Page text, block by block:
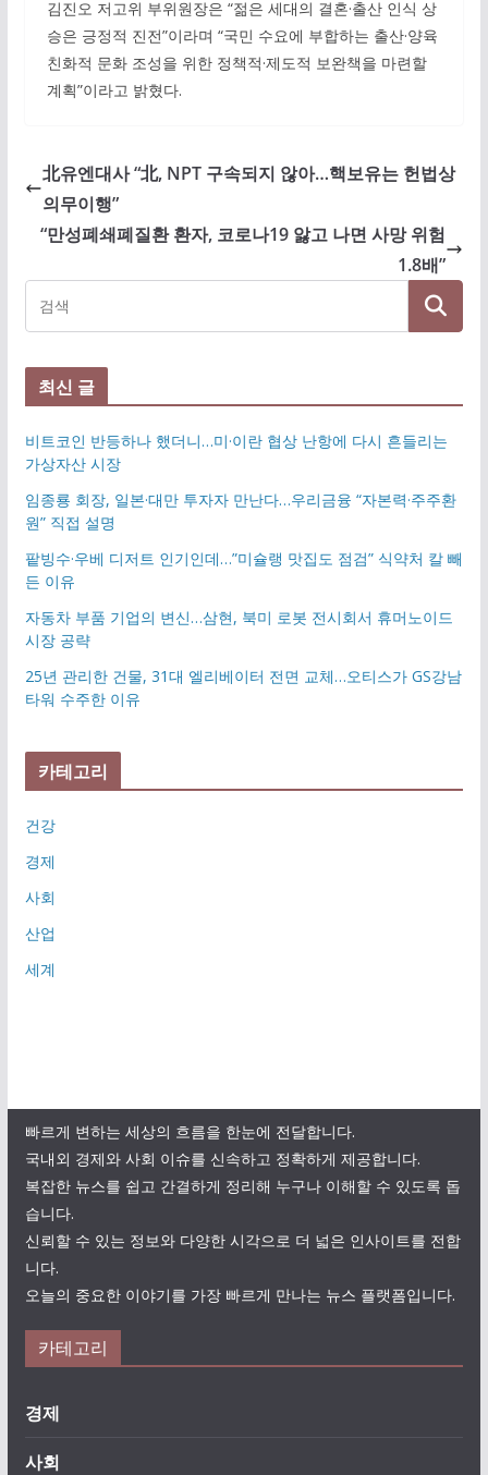
김진오 저고위 부위원장은 “젊은 세대의 결혼·출산 인식 상
승은 긍정적 진전”이라며 “국민 수요에 부합하는 출산·양육
친화적 문화 조성을 위한 정책적·제도적 보완책을 마련할
계획”이라고 밝혔다.
北유엔대사 “北, NPT 구속되지 않아…핵보유는 헌법상
의무이행”
“만성폐쇄폐질환 환자, 코로나19 앓고 나면 사망 위험
1.8배”
최신 글
비트코인 반등하나 했더니…미·이란 협상 난항에 다시 흔들리는
가상자산 시장
임종룡 회장, 일본·대만 투자자 만난다…우리금융 “자본력·주주환
원” 직접 설명
팥빙수·우베 디저트 인기인데…”미슐랭 맛집도 점검” 식약처 칼 빼
든 이유
자동차 부품 기업의 변신…삼현, 북미 로봇 전시회서 휴머노이드
시장 공략
25년 관리한 건물, 31대 엘리베이터 전면 교체…오티스가 GS강남
타워 수주한 이유
카테고리
건강
경제
사회
산업
세계
빠르게 변하는 세상의 흐름을 한눈에 전달합니다.
국내외 경제와 사회 이슈를 신속하고 정확하게 제공합니다.
복잡한 뉴스를 쉽고 간결하게 정리해 누구나 이해할 수 있도록 돕
습니다.
신뢰할 수 있는 정보와 다양한 시각으로 더 넓은 인사이트를 전합
니다.
오늘의 중요한 이야기를 가장 빠르게 만나는 뉴스 플랫폼입니다.
카테고리
경제
사회